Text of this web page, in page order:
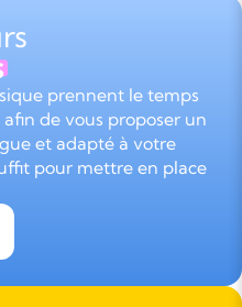
prennent le temps
de vous proposer un
et adapté à votre
pour mettre en place